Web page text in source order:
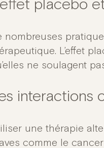
placebo
nombreuses
L’effet
ne soulagent
interactions
une thérapie
comme le